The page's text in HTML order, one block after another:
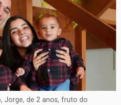
Jorge, de 2 anos, fruto do